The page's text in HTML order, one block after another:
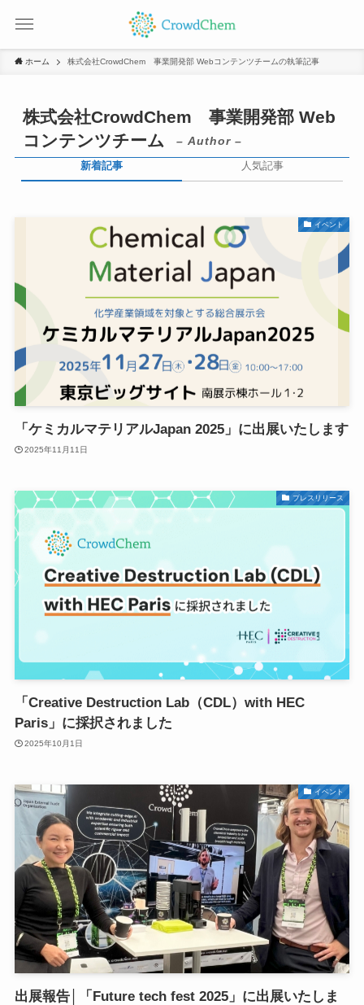
ホーム 株式会社CrowdChem 事業開発部 Webコンテンツチームの執筆記事
株式会社CrowdChem 事業開発部 Web
コンテンツチーム
– Author –
新着記事 人気記事
イベント
「ケミカルマテリアルJapan 2025」に出展いたします
2025年11月11日
プレスリリース
「Creative Destruction Lab（CDL）with HEC
Paris」に採択されました
2025年10月1日
イベント
出展報告│「Future tech fest 2025」に出展いたしま